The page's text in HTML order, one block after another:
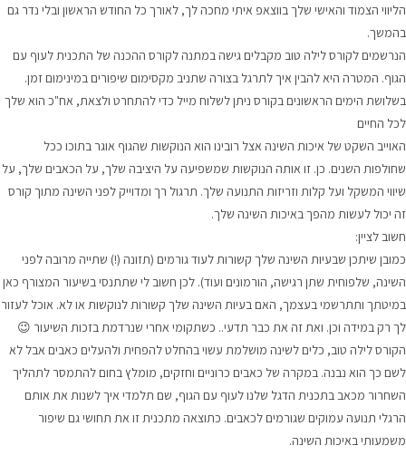
הליווי הצמוד והאישי שלך בווצאפ איתי מחכה לך, לאורך כל החודש הראשון ובלי נדר גם
בהמשך.
הנרשמים לקורס לילה טוב מקבלים גישה במתנה לקורס ההכנה של התכנית לעוף עם
הגוף. המטרה היא להבין איך לתרגל בצורה שתניב מקסימום שיפורים במינימום זמן.
בשלושת הימים הראשונים בקורס ניתן לשלוח מייל כדי להתחרט ולצאת, אח"כ הוא שלך
לכל החיים
האוייב השקט של איכות השינה אצל רובינו הוא הנוקשות שהגוף אוגר בתוכו ככל
שחולפות השנים. כן. זו אותה הנוקשות שמשפיעה על היציבה שלך, על הכאבים שלך, על
שיווי המשקל ועל קלות וזריזות התנועה שלך. תרגול רך ומדוייק לפני השינה מתוך קורס
זה יכול לעשות מהפך באיכות השינה שלך.
חשוב לציין:
כמובן שיתכן שבעיות השינה שלך קשורות לעוד גורמים (תזונה (!) שתייה מרובה לפני
השינה, שלפוחית שתן רגישה, הורמונים ועוד). לכן חשוב לי שתתנסי בשיעור המצורף כאן
במיטתך ותתרשמי בעצמך, האם בעיות השינה שלך קשורות לנוקשות או לא. אוכל לעזור
לך רק במידה וכן. ואת זה את כבר תדעי.. כשתקומי אחרי שנרדמת בזכות השיעור 😉
הקורס לילה טוב, כלים לשינה מושלמת עשוי בהחלט להפחית ולהעלים כאבים אבל לא
לשם כך הוא נבנה. במקרה של כאבים כרוניים וחזקים, מומלץ בחום להתמסר לתהליך
השחרור מכאב בתכנית הדגל שלנולעוף עם הגוף, שם תלמדי איך לשנות את אותם
הרגלי תנועה עמוקים שגורמים לכאבים. כתוצאה מתכנית זו את תחושי גם שיפור
משמעותי באיכות השינה.